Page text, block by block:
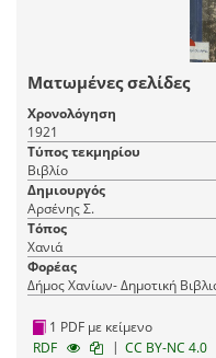
Ματωμένες σελίδες
Χρονολόγηση
1921
Τύπος τεκμηρίου
Βιβλίο
Δημιουργός
Αρσένης Σ.
Τόπος
Χανιά
Φορέας
Δήμος Χανίων- Δημοτική
1 PDF με κείμενο
RDF
| CC BY-NC 4.0